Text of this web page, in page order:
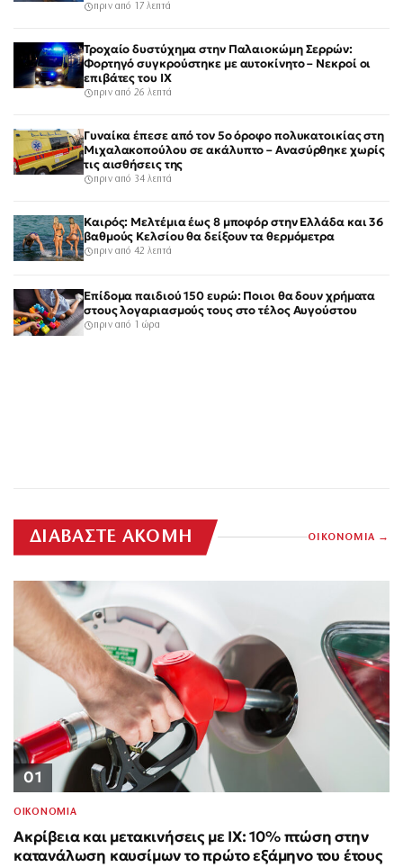
πριν από 17 λεπτά
Τροχαίο δυστύχημα στην Παλαιοκώμη Σερρών:
Φορτηγό συγκρούστηκε με αυτοκίνητο – Νεκροί οι
επιβάτες του ΙΧ
πριν από 26 λεπτά
Γυναίκα έπεσε από τον 5ο όροφο πολυκατοικίας στη
Μιχαλακοπούλου σε ακάλυπτο – Ανασύρθηκε χωρίς
τις αισθήσεις της
πριν από 34 λεπτά
Καιρός: Μελτέμια έως 8 μποφόρ στην Ελλάδα και 36
βαθμούς Κελσίου θα δείξουν τα θερμόμετρα
πριν από 42 λεπτά
Επίδομα παιδιού 150 ευρώ: Ποιοι θα δουν χρήματα
στους λογαριασμούς τους στο τέλος Αυγούστου
πριν από 1 ώρα
ΔΙΑΒΑΣΤΕ ΑΚΟΜΗ ΟΙΚΟΝΟΜΙΑ
01
ΟΙΚΟΝΟΜΙΑ
Ακρίβεια και μετακινήσεις με ΙΧ: 10% πτώση στην
κατανάλωση καυσίμων το πρώτο εξάμηνο του έτους